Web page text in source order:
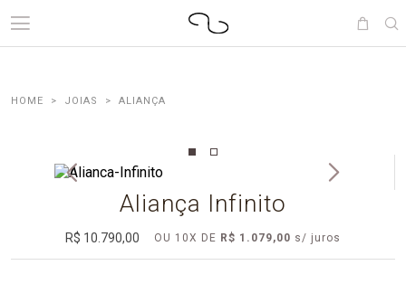
JOIAS ALIANÇA
Aliança Infinito
R$ 10.790,00 OU 10X DE R$ 1.079,00